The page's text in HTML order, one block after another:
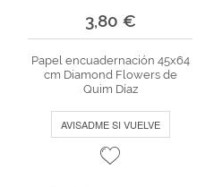
3,80 €
Papel encuadernación 45x64
cm Diamond Flowers de
Quim Díaz
AVISADME SI VUELVE